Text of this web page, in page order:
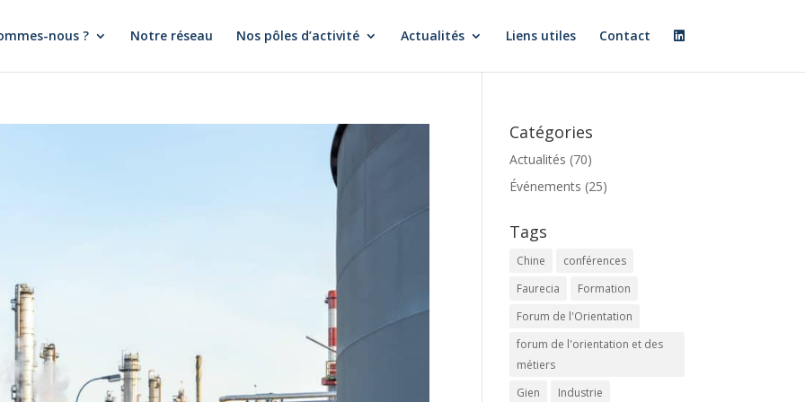
nous ? Notre réseau Nos pôles d’activité Actualités Liens utiles Contact
Catégories
Actualités (70)
Événements (25)
Tags
Chine
conférences
Faurecia
Formation
Forum de l'Orientation
forum de l'orientation et des
métiers
Gien
Industrie